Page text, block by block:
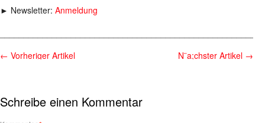
► Newsletter: Anmeldung
← Vorheriger Artikel N¨a;chster Artikel →
Schreibe einen Kommentar